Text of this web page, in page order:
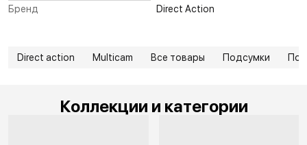
Бренд
Direct Action
Direct action Multicam Все товары Подсумки
Коллекции и категории